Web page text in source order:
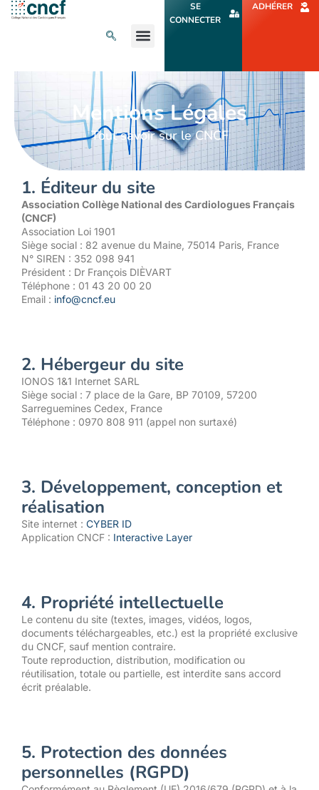
Aller
ADHÉRER
SE
CONNECTER
Mentions Légales
Tout savoir sur le CNCF
1. Éditeur du site
Association Collège National des Cardiologues Français
(CNCF)
Association Loi 1901
Siège social : 82 avenue du Maine, 75014 Paris, France
N° SIREN : 352 098 941
Président : Dr François DIÈVART
Téléphone : 01 43 20 00 20
Email : info@cncf.eu
2. Hébergeur du site
IONOS 1&1 Internet SARL
Siège social : 7 place de la Gare, BP 70109, 57200
Sarreguemines Cedex, France
Téléphone : 0970 808 911 (appel non surtaxé)
3. Développement, conception et
réalisation
Site internet : CYBER ID
Application CNCF : Interactive Layer
4. Propriété intellectuelle
Le contenu du site (textes, images, vidéos, logos,
documents téléchargeables, etc.) est la propriété exclusive
du CNCF, sauf mention contraire.
Toute reproduction, distribution, modification ou
réutilisation, totale ou partielle, est interdite sans accord
écrit préalable.
5. Protection des données
personnelles (RGPD)